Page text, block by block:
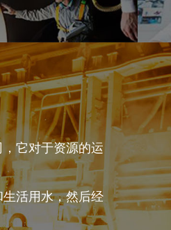
它对于资源的运
活用水，然后经